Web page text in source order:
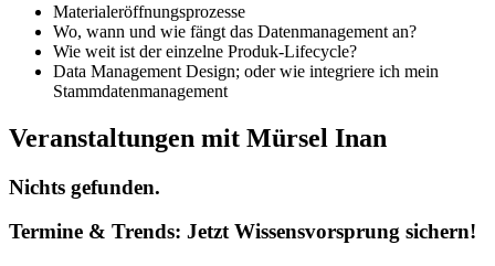
Materialeröffnungsprozesse
Wo, wann und wie fängt das Datenmanagement an?
Wie weit ist der einzelne Produk-Lifecycle?
Data Management Design; oder wie integriere ich mein
Stammdatenmanagement
Veranstaltungen mit Mürsel Inan
Nichts gefunden.
Termine & Trends: Jetzt Wissensvorsprung sichern!